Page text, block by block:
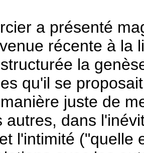
a présenté
récente à la
la
qu'il se
juste de
autres, dans
l'intimité ("quelle